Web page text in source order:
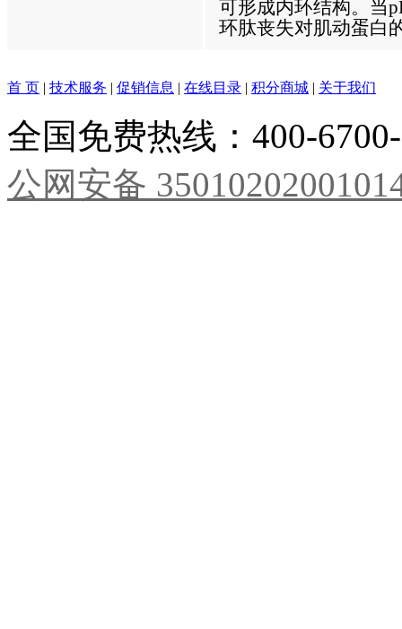
可形成内环结构。当
环肽丧失对肌动蛋白
首 页 | 技术服务 | 促销信息 | 在线目录 | 积分商城 | 关于我们
全国免费热线：400-
公网安备